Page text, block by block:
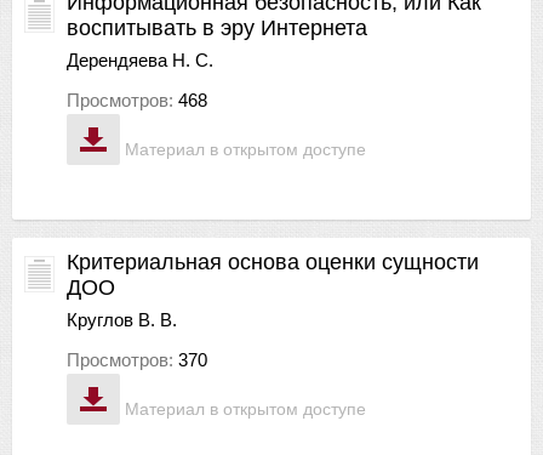
Материал в открытом доступе
воспитывать в эру Интернета
Дерендяева Н. С.
Просмотров: 468
Материал в открытом доступе
Критериальная основа оценки сущности
ДОО
Круглов В. В.
Просмотров: 370